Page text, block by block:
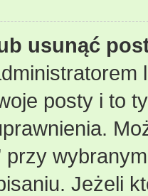
usunąć
posty i to
przy
Jeżeli